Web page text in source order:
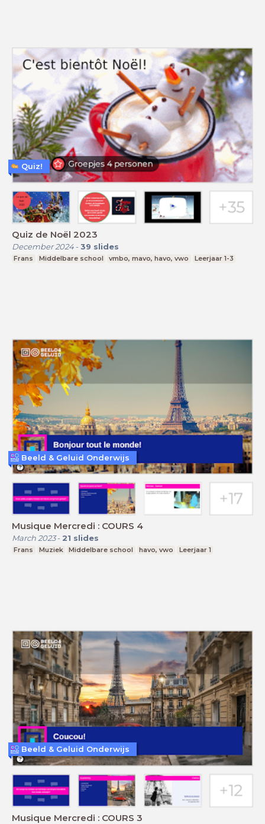
Quiz de Noël 2023
December 2024- 39 slides
Frans Middelbare school vmbo, mavo, havo, vwo Leerjaar 1-3
Quiz!
Musique Mercredi : COURS 4
March 2023- 21 slides
Frans Muziek Middelbare school havo, vwo Leerjaar 1
Beeld & Geluid Onderwijs
Musique Mercredi : COURS 3
Beeld & Geluid Onderwijs